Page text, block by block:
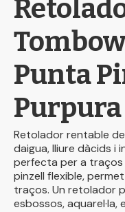
the
images
gallery
Punta
Retolador rentable
daigua, lliure dàcids i
perfecta per a traços
pinzell flexible,
traços. Un retolador
esbossos, aquarel·la,